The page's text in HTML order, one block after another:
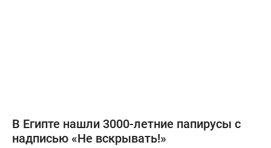
В Египте нашли 3000-летние папирусы с
надписью «Не вскрывать!»